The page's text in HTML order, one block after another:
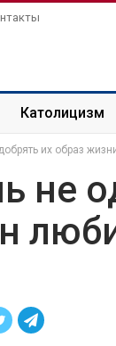
Католицизм
их образ